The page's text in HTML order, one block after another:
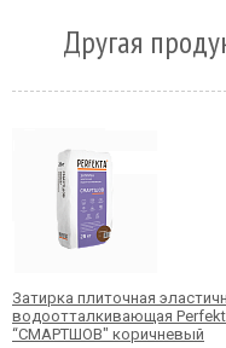
Другая
Затирка плиточная
водоотталкивающая
“СМАРТШОВ" коричневый